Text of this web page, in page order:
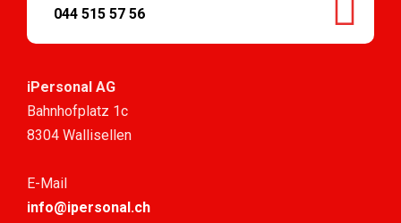
044 515 57 56
iPersonal AG
Bahnhofplatz 1c
8304 Wallisellen
E-Mail
info@ipersonal.ch